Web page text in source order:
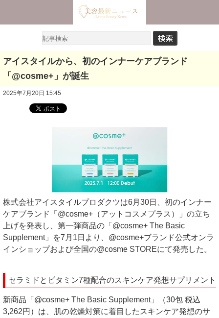
アイスタイルから、初のインナーケアブランド
「@cosme+」が誕生
2025年7月20日 15:45
株式会社アイスタイルプロダクツは6月30日、初のインナー
ケアブランド「@cosme+（アットコスメプラス）」の立ち
上げを発表し、第一弾商品の「@cosme+ The Basic
Supplement」を7月1日より、@cosme+ブランド公式オンラ
インショップおよび全国の@cosme STOREにて発売した。
セラミドとビタミン7種配合のスキンケア発想サプリメント
新商品「@cosme+ The Basic Supplement」（30包 税込
3,262円）は、肌の乾燥対策に着目したスキンケア発想のサ